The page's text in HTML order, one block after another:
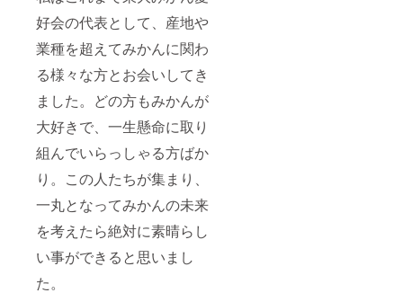
好会の代表として、産地や
業種を超えてみかんに関わ
る様々な方とお会いしてき
ました。どの方もみかんが
大好きで、一生懸命に取り
組んでいらっしゃる方ばか
り。この人たちが集まり、
一丸となってみかんの未来
を考えたら絶対に素晴らし
い事ができると思いまし
た。